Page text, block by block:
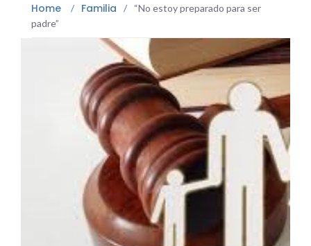
Home / Familia /
“No estoy preparado para ser
padre”